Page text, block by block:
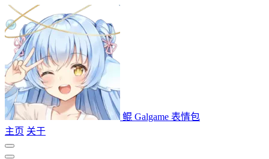
鲲 Galgame 表情包
主页 关于